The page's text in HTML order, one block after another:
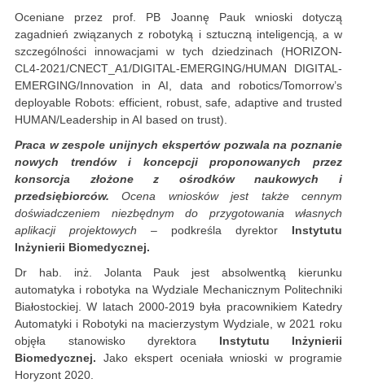
Oceniane przez prof. PB Joannę Pauk wnioski dotyczą
zagadnień związanych z robotyką i sztuczną inteligencją, a w
szczególności innowacjami w tych dziedzinach (HORIZON-
CL4-2021/CNECT_A1/DIGITAL-EMERGING/HUMAN DIGITAL-
EMERGING/Innovation in AI, data and robotics/Tomorrow’s
deployable Robots: efficient, robust, safe, adaptive and trusted
HUMAN/Leadership in AI based on trust).
Praca w zespole unijnych ekspertów pozwala na poznanie
nowych trendów i koncepcji proponowanych przez
konsorcja złożone z ośrodków naukowych i
przedsiębiorców.Ocena wniosków jest także cennym
doświadczeniem niezbędnym do przygotowania własnych
aplikacji projektowych – podkreśla dyrektor Instytutu
Inżynierii Biomedycznej.
Dr hab. inż. Jolanta Pauk jest absolwentką kierunku
automatyka i robotyka na Wydziale Mechanicznym Politechniki
Białostockiej. W latach 2000-2019 była pracownikiem Katedry
Automatyki i Robotyki na macierzystym Wydziale, w 2021 roku
objęła stanowisko dyrektora Instytutu Inżynierii
Biomedycznej. Jako ekspert oceniała wnioski w programie
Horyzont 2020.